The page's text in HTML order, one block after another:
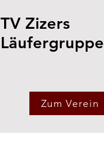
TV Zizers
Läufergruppe
Zum Verein